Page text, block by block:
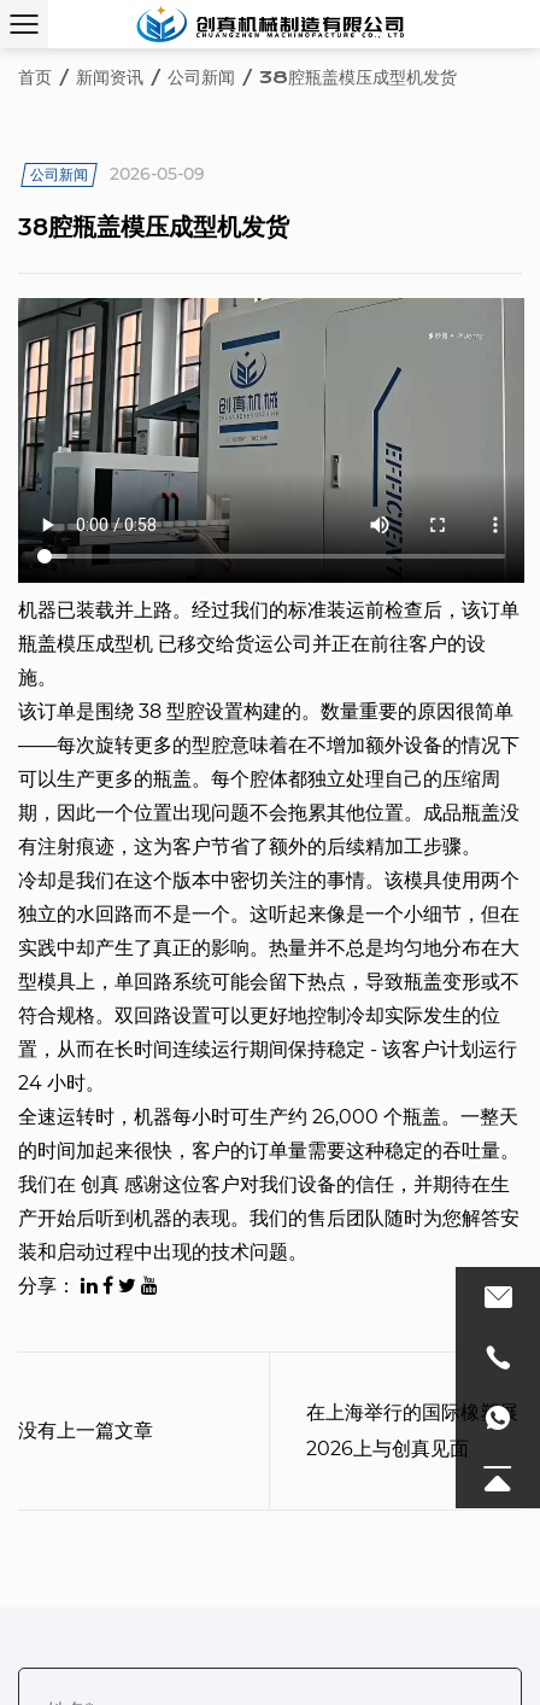
首页 / 新闻资讯 / 公司新闻 / 38腔瓶盖模压成型机发货
公司新闻 2026-05-09
38腔瓶盖模压成型机发货
机器已装载并上路。经过我们的标准装运前检查后，该订单
瓶盖模压成型机 已移交给货运公司并正在前往客户的设
施。
该订单是围绕 38 型腔设置构建的。数量重要的原因很简单
——每次旋转更多的型腔意味着在不增加额外设备的情况下
可以生产更多的瓶盖。每个腔体都独立处理自己的压缩周
期，因此一个位置出现问题不会拖累其他位置。成品瓶盖没
有注射痕迹，这为客户节省了额外的后续精加工步骤。
冷却是我们在这个版本中密切关注的事情。该模具使用两个
独立的水回路而不是一个。这听起来像是一个小细节，但在
实践中却产生了真正的影响。热量并不总是均匀地分布在大
型模具上，单回路系统可能会留下热点，导致瓶盖变形或不
符合规格。双回路设置可以更好地控制冷却实际发生的位
置，从而在长时间连续运行期间保持稳定 - 该客户计划运行
24 小时。
全速运转时，机器每小时可生产约 26,000 个瓶盖。一整天
的时间加起来很快，客户的订单量需要这种稳定的吞吐量。
我们在 创真 感谢这位客户对我们设备的信任，并期待在生
产开始后听到机器的表现。我们的售后团队随时为您解答安
装和启动过程中出现的技术问题。
分享：
没有上一篇文章
在上海举行的国际橡塑展
2026上与创真见面